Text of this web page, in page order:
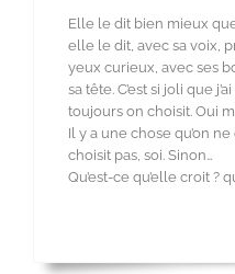
Elle le dit bien mieux
elle le dit, avec sa voix,
yeux curieux, avec ses
sa tête. C’est si joli que
toujours on choisit. Oui
Il y a une chose qu’on
choisit pas, soi. Sinon…
Qu’est-ce qu’elle croit ?